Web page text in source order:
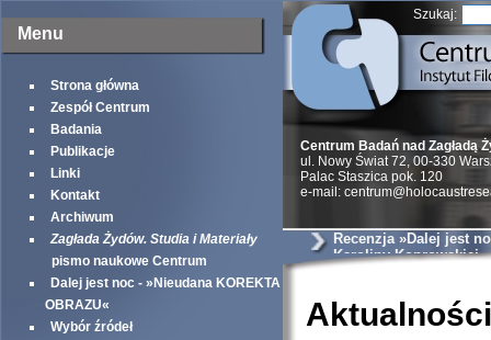
Menu
Strona główna
Zespół Centrum
Badania
Publikacje
Linki
Kontakt
Archiwum
Zagłada Żydów. Studia i Materiały
pismo naukowe Centrum
Dalej jest noc - »Nieudana KOREKTA
OBRAZU«
Wybór źródeł
Szukaj:
Centrum Badań nad Zagładą
ul. Nowy Świat 72, 00-330
Palac Staszica pok. 120
e-mail:
Recenzja »Dalej jest
Karoliny Koprowskiej
Aktualności